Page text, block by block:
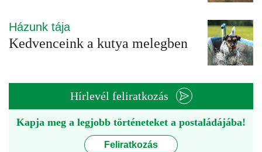
Házunk tája
Kedvenceink a kutya melegben
Hírlevél feliratkozás
Kapja meg a legjobb történeteket a postaládájába!
Feliratkozás